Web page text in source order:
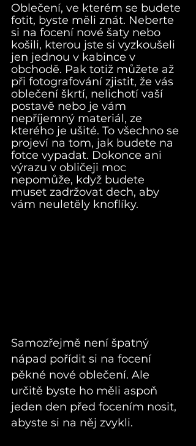
Oblečení, ve kterém se budete
fotit, byste měli znát. Neberte
si na focení nové šaty nebo
košili, kterou jste si vyzkoušeli
jen jednou v kabince v
obchodě. Pak totiž můžete až
při fotografování zjistit, že vás
oblečení škrtí, nelichotí vaší
postavě nebo je vám
nepříjemný materiál, ze
kterého je ušité. To všechno se
projeví na tom, jak budete na
fotce vypadat. Dokonce ani
výrazu v obličeji moc
nepomůže, když budete
muset zadržovat dech, aby
vám neuletěly knoflíky.
Samozřejmě není špatný
nápad pořídit si na focení
pěkné nové oblečení. Ale
určitě byste ho měli aspoň
jeden den před focením nosit,
abyste si na něj zvykli.